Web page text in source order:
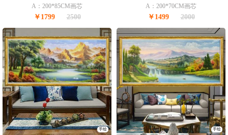
A：200*85CM画芯
￥1799 2500
A：200*70CM画芯
￥1499 2000
手绘 手绘